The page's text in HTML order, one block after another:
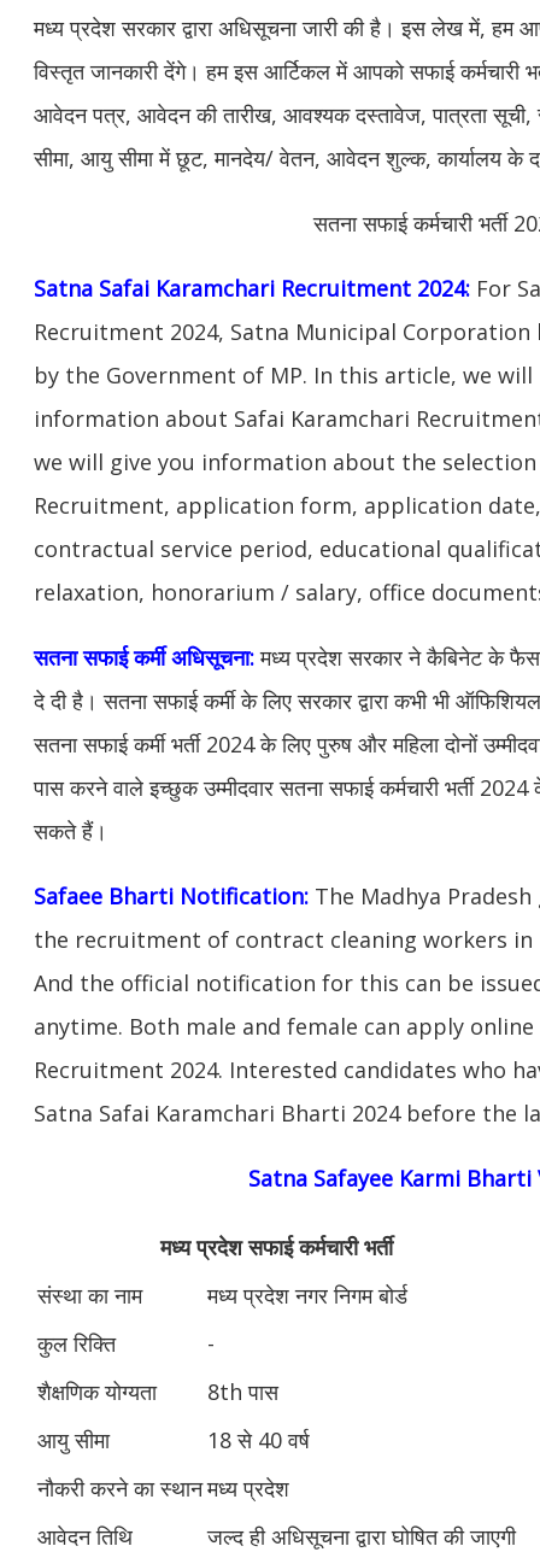
मध्य प्रदेश सरकार द्वारा अधिसूचना जारी की है। इस लेख में, हम
विस्तृत जानकारी देंगे। हम इस आर्टिकल में आपको सफाई कर्मचारी
आवेदन पत्र, आवेदन की तारीख, आवश्यक दस्तावेज, पात्रता सूची,
सीमा, आयु सीमा में छूट, मानदेय/ वेतन, आवेदन शुल्क, कार्यालय के
सतना सफाई कर्मचारी भर्ती
Satna Safai Karamchari Recruitment 2024: For
Recruitment 2024, Satna Municipal
by the Government of MP. In this article, we
information about Safai Karamchari
we will give you information about the
Recruitment, application form, application
contractual service period, educational
relaxation, honorarium / salary, office
सतना सफाई कर्मी अधिसूचना:मध्य प्रदेश सरकार ने कैबिनेट के फैसले
दे दी है। सतना सफाई कर्मी के लिए सरकार द्वारा कभी भी
सतना सफाई कर्मी भर्ती 2024 के लिए पुरुष और महिला दोनों
पास करने वाले इच्छुक उम्मीदवार सतना सफाई कर्मचारी भर्ती
सकते हैं।
Safaee Bharti Notification: The Madhya
the recruitment of contract cleaning workers
And the official notification for this can be
anytime. Both male and female can apply
Recruitment 2024. Interested candidates who
Satna Safai Karamchari Bharti 2024 before the
Satna Safayee Karmi Bharti
मध्य प्रदेश सफाई कर्मचारी भर्ती
संस्था का नाम
मध्य प्रदेश नगर निगम बोर्ड
कुल रिक्ति
-
शैक्षणिक योग्यता
8th पास
आयु सीमा
18 से 40 वर्ष
नौकरी करने का स्थानमध्य प्रदेश
आवेदन तिथि
जल्‍द ही अधिसूचना द्वारा घोषित की जाएगी